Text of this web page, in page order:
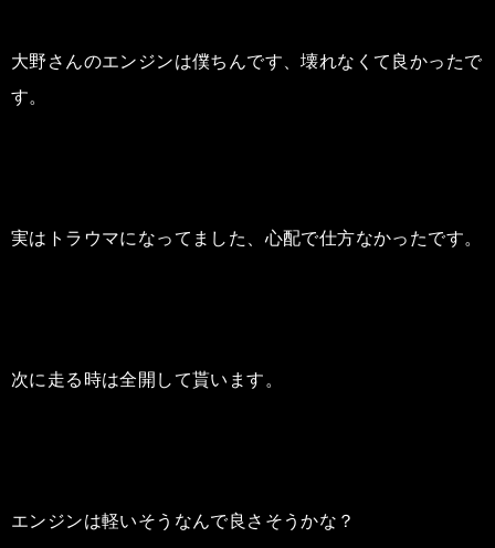
大野さんのエンジンは僕ちんです、壊れなくて良かったで
す。
実はトラウマになってました、心配で仕方なかったです。
次に走る時は全開して貰います。
エンジンは軽いそうなんで良さそうかな？